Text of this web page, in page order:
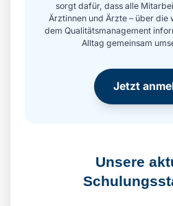
sorgt dafür, dass alle
Ärztinnen und Ärzte – über die
dem Qualitätsmanagement
Alltag gemeinsam
Jetzt
Unsere